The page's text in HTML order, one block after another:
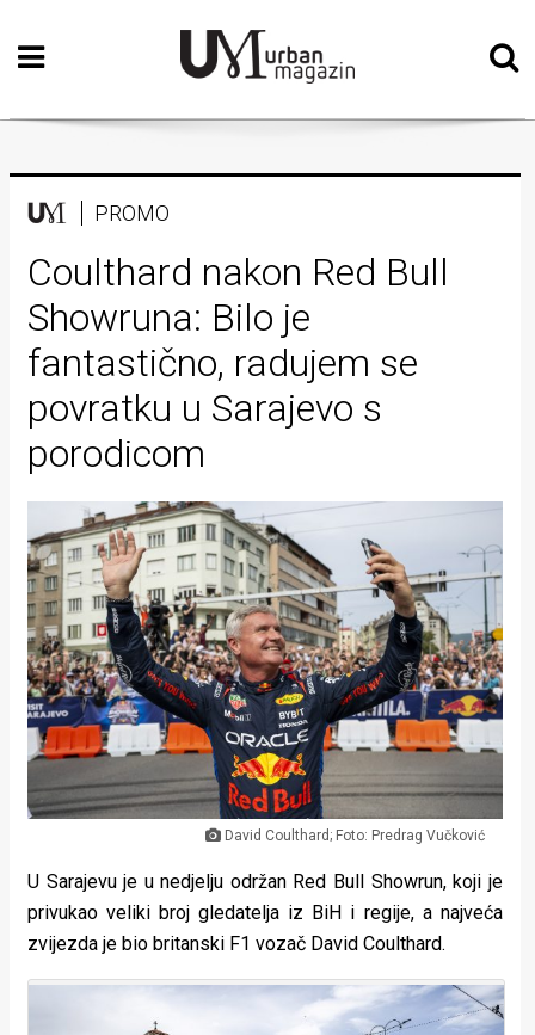
Početna
Vizualne
Teatar
Književnost
Muzika
Film
Intervju
Kolumne
Kultura
Lifestyle
Beauty
Fashion
Zdravlje
Za
stolom
pokretu
PROMO
Coulthard nakon Red Bull
Showruna: Bilo je
fantastično, radujem se
povratku u Sarajevo s
porodicom
David Coulthard; Foto: Predrag Vučković
U Sarajevu je u nedjelju održan Red Bull Showrun, koji je
privukao veliki broj gledatelja iz BiH i regije, a najveća
zvijezda je bio britanski F1 vozač David Coulthard.